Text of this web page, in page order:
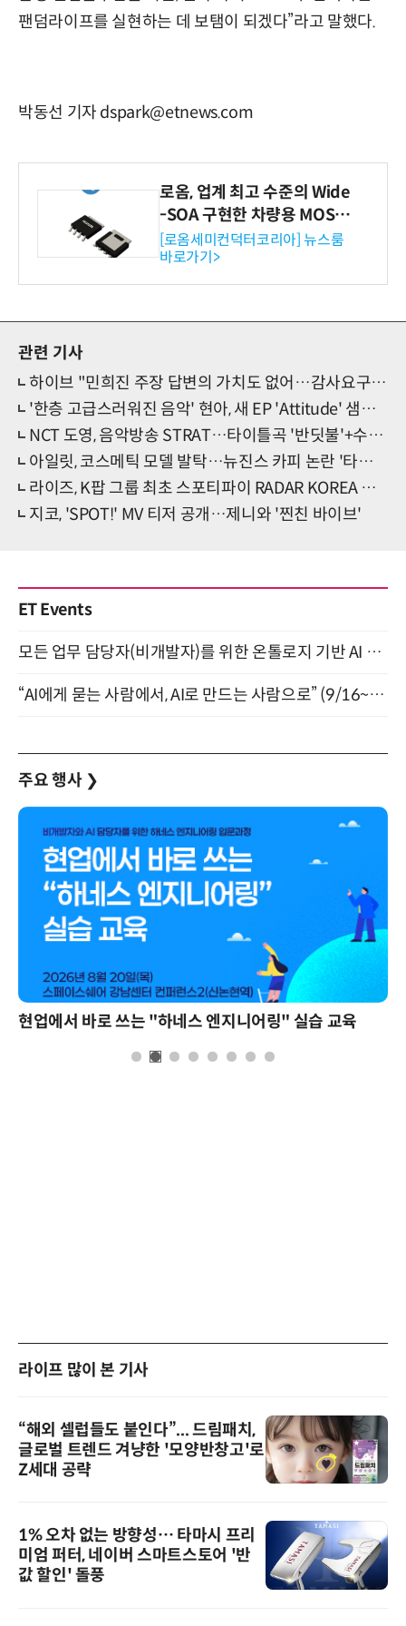
팬덤라이프를 실현하는 데 보탬이 되겠다”라고 말했다.
박동선 기자 dspark@etnews.com
로옴, 업계 최고 수준의 Wide
-SOA 구현한 차량용 MOSF
ET 개발
[로옴세미컨덕터코리아] 뉴스룸
바로가기>
관련 기사
하이브 "민희진 주장 답변의 가치도 없어…감사요구 응하고 아티스트 가치 훼손 마라"
'한층 고급스러워진 음악' 현아, 새 EP 'Attitude' 샘플러 공개
NCT 도영, 음악방송 STRAT…타이틀곡 '반딧불'+수록곡 무대 선보인다
아일릿, 코스메틱 모델 발탁…뉴진스 카피 논란 '타격無'
라이즈, K팝 그룹 최초 스포티파이 RADAR KOREA 아티스트 선정
지코, 'SPOT!' MV 티저 공개…제니와 '찐친 바이브'
ET Events
모든 업무 담당자(비개발자)를 위한 온톨로지 기반 AI 지식체계 설계 1-day 워크숍 8월 20일 개최
“AI에게 묻는 사람에서, AI로 만드는 사람으로” (9/16~17)
주요 행사 ❯
현업에서 바로 쓰는 "하네스 엔지니어링" 실습 교육
라이프 많이 본 기사
“해외 셀럽들도 붙인다”... 드림패치,
글로벌 트렌드 겨냥한 '모양반창고'로
Z세대 공략
1% 오차 없는 방향성… 타마시 프리
미엄 퍼터, 네이버 스마트스토어 '반
값 할인' 돌풍